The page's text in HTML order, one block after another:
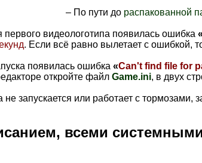
– По пути до распакованной
видеологотипа появилась ошибка «
. Если всё равно вылетает с ошибкой,
появилась ошибка «Can't find file for
откройте файл Game.ini, в двух
не запускается или работает с тормозами,
всеми